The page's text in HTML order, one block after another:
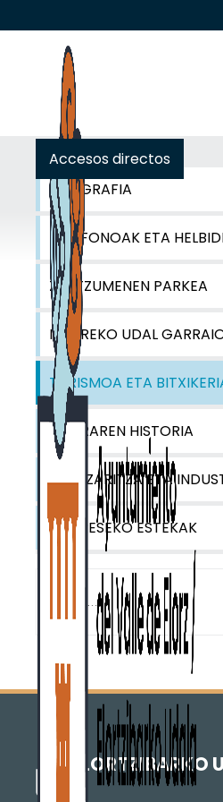
Accesos directos
GEOGRAFIA
TELEFONOAK ETA
ZENTZUMENEN PARKEA
IBARREKO UDAL
TURISMOA ETA
IBARRAREN HISTORIA
NEKAZARITZA ETA
INTERESEKO ESTEKAK
ELORTZIBARKO